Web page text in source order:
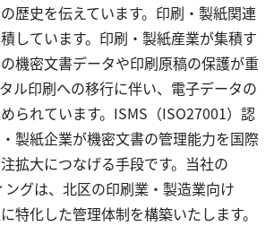
歴史を伝えています。印刷・製紙関連
しています。印刷・製紙産業が集積す
機密文書データや印刷原稿の保護が重
ル印刷への移行に伴い、電子データの
られています。ISMS（ISO27001）認
製紙企業が機密文書の管理能力を国際
拡大につなげる手段です。当社の
ングは、北区の印刷業・製造業向け
特化した管理体制を構築いたします。